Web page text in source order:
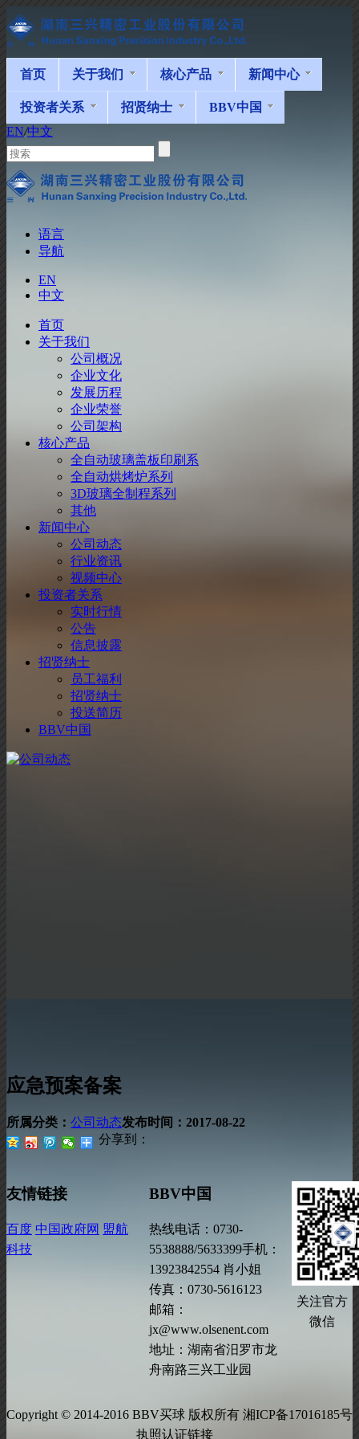
首页 关于我们 核心产品 新闻中心
投资者关系 招贤纳士
BBV中国
EN/中文
语言
导航
EN
中文
首页
关于我们
公司概况
企业文化
发展历程
企业荣誉
公司架构
核心产品
全自动玻璃盖板印刷系
全自动烘烤炉系列
3D玻璃全制程系列
其他
新闻中心
公司动态
行业资讯
视频中心
投资者关系
实时行情
公告
信息披露
招贤纳士
员工福利
招贤纳士
投送简历
BBV中国
应急预案备案
所属分类： 公司动态发布时间： 2017-08-22
分享到：
友情链接
百度 中国政府网 盟航
科技
BBV中国
热线电话：0730-
5538888/5633399手机：
13923842554 肖小姐
传真：0730-5616123
邮箱：
jx@www.olsenent.com
地址：湖南省汨罗市龙
舟南路三兴工业园
关注官方
微信
Copyright © 2014-2016 BBV买球 版权所有 湘ICP备17016185号
执照认证链接